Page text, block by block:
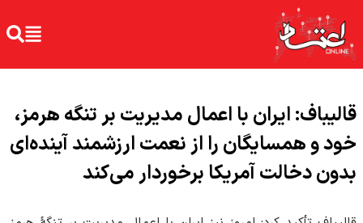
قالیباف: ایران با اعمال مدیریت بر تنگه هرمز،
خود و همسایگان را از نعمت ارزشمند آینده‌ای
بدون دخالت آمریکا برخوردار می‌کند